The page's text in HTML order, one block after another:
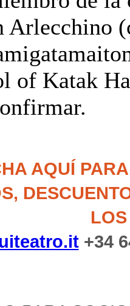
Arlecchino
of Katak
AQUÍ
+34